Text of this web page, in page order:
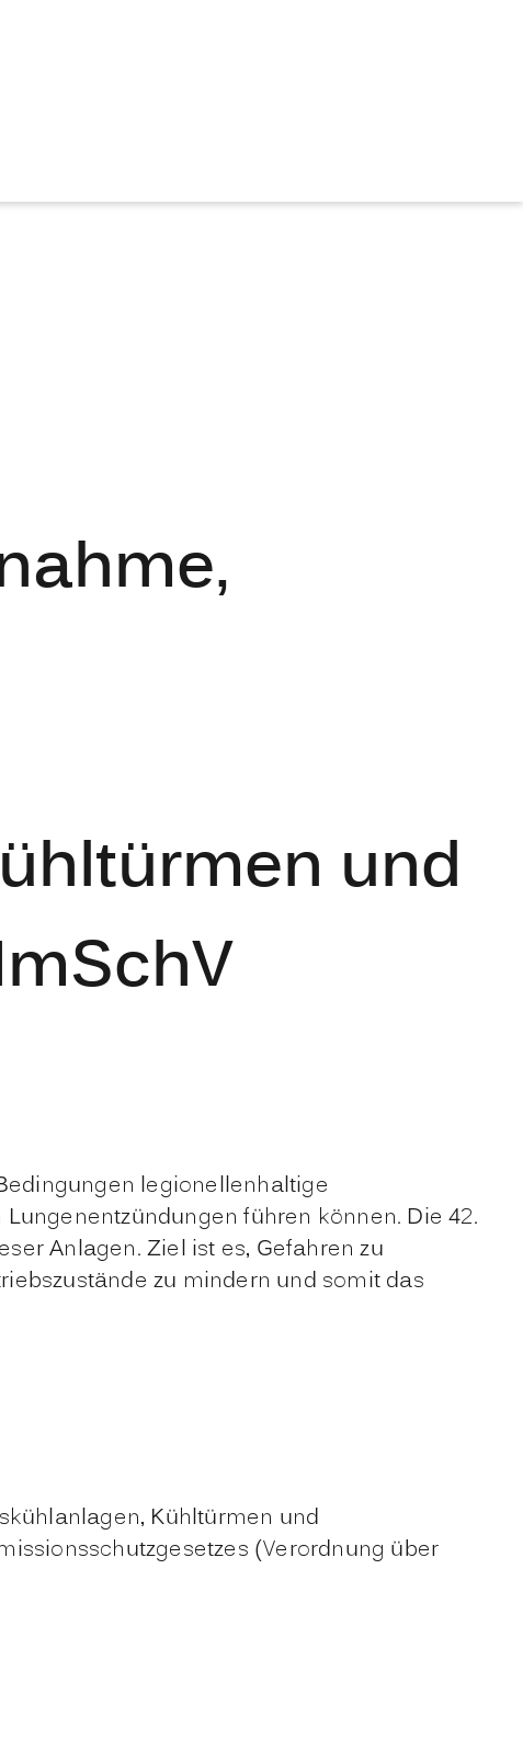
und
legionellenhaltige
führen können. Die 42.
Anlagen. Ziel ist es, Gefahren zu
zu mindern und somit das
Kühltürmen und
(Verordnung über